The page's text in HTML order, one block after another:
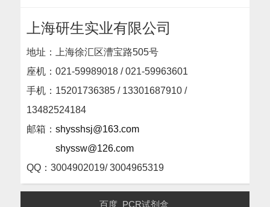
上海研生实业有限公司
地址：上海徐汇区漕宝路505号
座机： 021-59989018 / 021-59963601
手机：15201736385 / 13301687910 /
13482524184
邮箱： shysshsj@163.com
shyssw@126.com
QQ：3004902019/ 3004965319
百度 PCR试剂盒